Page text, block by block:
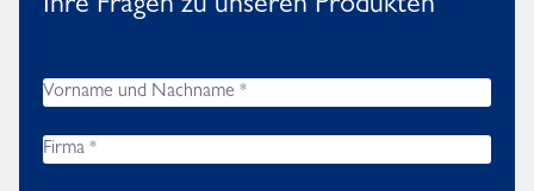
Ihre Fragen zu unseren Produkten